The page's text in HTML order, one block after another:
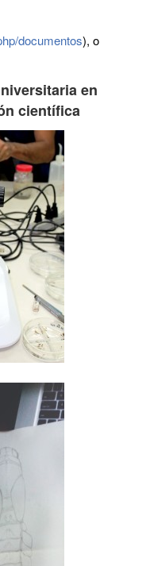
documentos), o
en
científica